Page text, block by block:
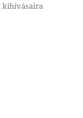
kihívásaira